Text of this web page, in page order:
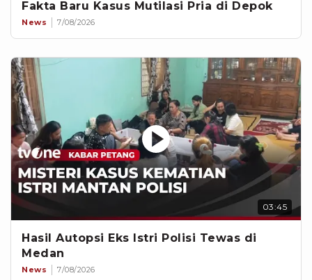
Fakta Baru Kasus Mutilasi Pria di Depok
News 7/08/2026
03:45
Hasil Autopsi Eks Istri Polisi Tewas di
Medan
News 7/08/2026